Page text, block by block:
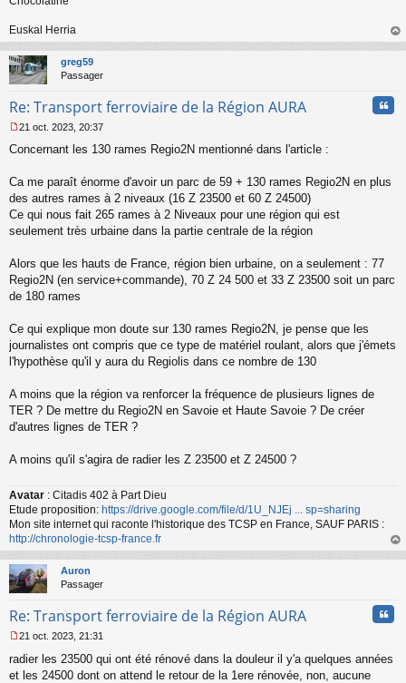
Euskal Herria
au
greg59
Passager
Re: Transport ferroviaire de la Région AURA
e
s
g
e
n
n
u
21 oct. 2023, 20:37
Concernant les 130 rames Regio2N mentionné dans l'article :
Ca me paraît énorme d'avoir un parc de 59 + 130 rames Regio2N en plus
des autres rames à 2 niveaux (16 Z 23500 et 60 Z 24500)
Ce qui nous fait 265 rames à 2 Niveaux pour une région qui est
seulement très urbaine dans la partie centrale de la région
Alors que les hauts de France, région bien urbaine, on a seulement : 77
Regio2N (en service+commande), 70 Z 24 500 et 33 Z 23500 soit un parc
de 180 rames
Ce qui explique mon doute sur 130 rames Regio2N, je pense que les
journalistes ont compris que ce type de matériel roulant, alors que j'émets
l'hypothèse qu'il y aura du Regiolis dans ce nombre de 130
A moins que la région va renforcer la fréquence de plusieurs lignes de
TER ? De mettre du Regio2N en Savoie et Haute Savoie ? De créer
d'autres lignes de TER ?
A moins qu'il s'agira de radier les Z 23500 et Z 24500 ?
Avatar : Citadis 402 à Part Dieu
Etude proposition: https://drive.google.com/file/d/1U_NJEj ... sp=sharing
Mon site internet qui raconte l'historique des TCSP en France, SAUF PARIS :
http://chronologie-tcsp-france.fr
au
Auron
Passager
Re: Transport ferroviaire de la Région AURA
e
s
21 oct. 2023, 21:31
radier les 23500 qui ont été rénové dans la douleur il y'a quelques années
et les 24500 dont on attend le retour de la 1ere rénovée, non, aucune